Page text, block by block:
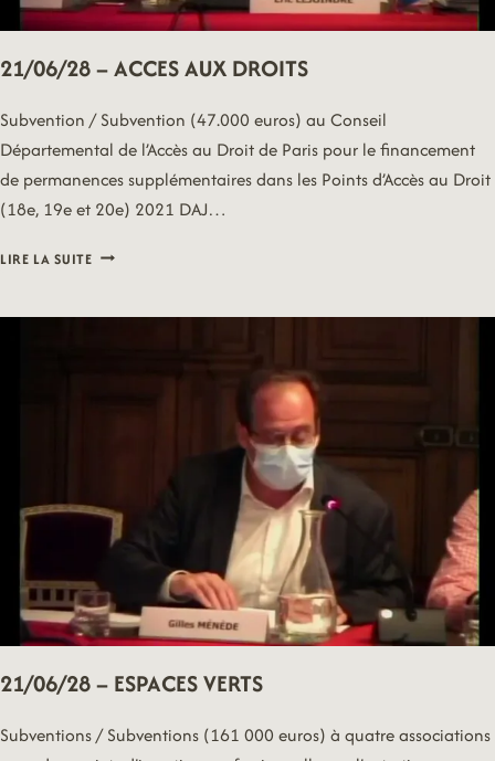
21/06/28 – ACCES AUX DROITS
Subvention / Subvention (47.000 euros) au Conseil
Départemental de l’Accès au Droit de Paris pour le financement
de permanences supplémentaires dans les Points d’Accès au Droit
(18e, 19e et 20e) 2021 DAJ…
LIRE LA SUITE21/06/28
AUX
21/06/28 – ESPACES VERTS
Subventions / Subventions (161 000 euros) à quatre associations